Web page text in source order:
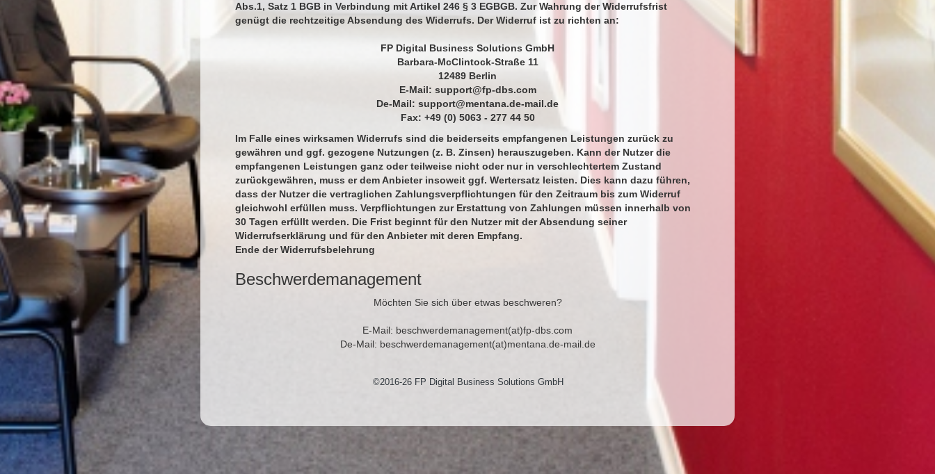
Abs.1, Satz 1 BGB in Verbindung mit Artikel 246 § 3 EGBGB. Zur Wahrung der Widerrufsfrist
genügt die rechtzeitige Absendung des Widerrufs. Der Widerruf ist zu richten an:
FP Digital Business Solutions GmbH
Barbara-McClintock-Straße 11
12489 Berlin
E-Mail: support@fp-dbs.com
De-Mail: support@mentana.de-mail.de
Fax: +49 (0) 5063 - 277 44 50
Im Falle eines wirksamen Widerrufs sind die beiderseits empfangenen Leistungen zurück zu
gewähren und ggf. gezogene Nutzungen (z. B. Zinsen) herauszugeben. Kann der Nutzer die
empfangenen Leistungen ganz oder teilweise nicht oder nur in verschlechtertem Zustand
zurückgewähren, muss er dem Anbieter insoweit ggf. Wertersatz leisten. Dies kann dazu führen,
dass der Nutzer die vertraglichen Zahlungsverpflichtungen für den Zeitraum bis zum Widerruf
gleichwohl erfüllen muss. Verpflichtungen zur Erstattung von Zahlungen müssen innerhalb von
30 Tagen erfüllt werden. Die Frist beginnt für den Nutzer mit der Absendung seiner
Widerrufserklärung und für den Anbieter mit deren Empfang.
Ende der Widerrufsbelehrung
Beschwerdemanagement
Möchten Sie sich über etwas beschweren?
E-Mail: beschwerdemanagement(at)fp-dbs.com
De-Mail: beschwerdemanagement(at)mentana.de-mail.de
©2016-26 FP Digital Business Solutions GmbH